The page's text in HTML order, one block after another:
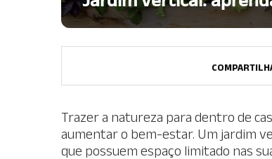
Trazer a natureza para dentro de
aumentar o bem-estar. Um jardim
que possuem espaço limitado nas